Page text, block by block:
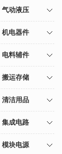
气动液压
机电器件
电料辅件
搬运存储
清洁用品
集成电路
模块电源